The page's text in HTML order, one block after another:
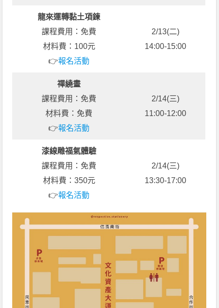
龍來運轉黏土項鍊
課程費用：免費
材料費：100元
👉報名活動
2/13(二)
14:00-15:00
禪繞畫
課程費用：免費
材料費：免費
👉報名活動
2/14(三)
11:00-12:00
漆線雕福氣體驗
課程費用：免費
材料費：350元
👉報名活動
2/14(三)
13:30-17:00